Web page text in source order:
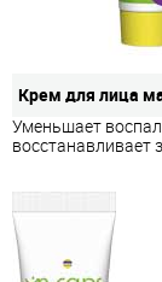
Крем для лица
Уменьшает
восстанавливает